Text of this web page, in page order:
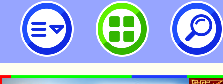
「第七屆台灣室內空氣品質週」活
國民中學